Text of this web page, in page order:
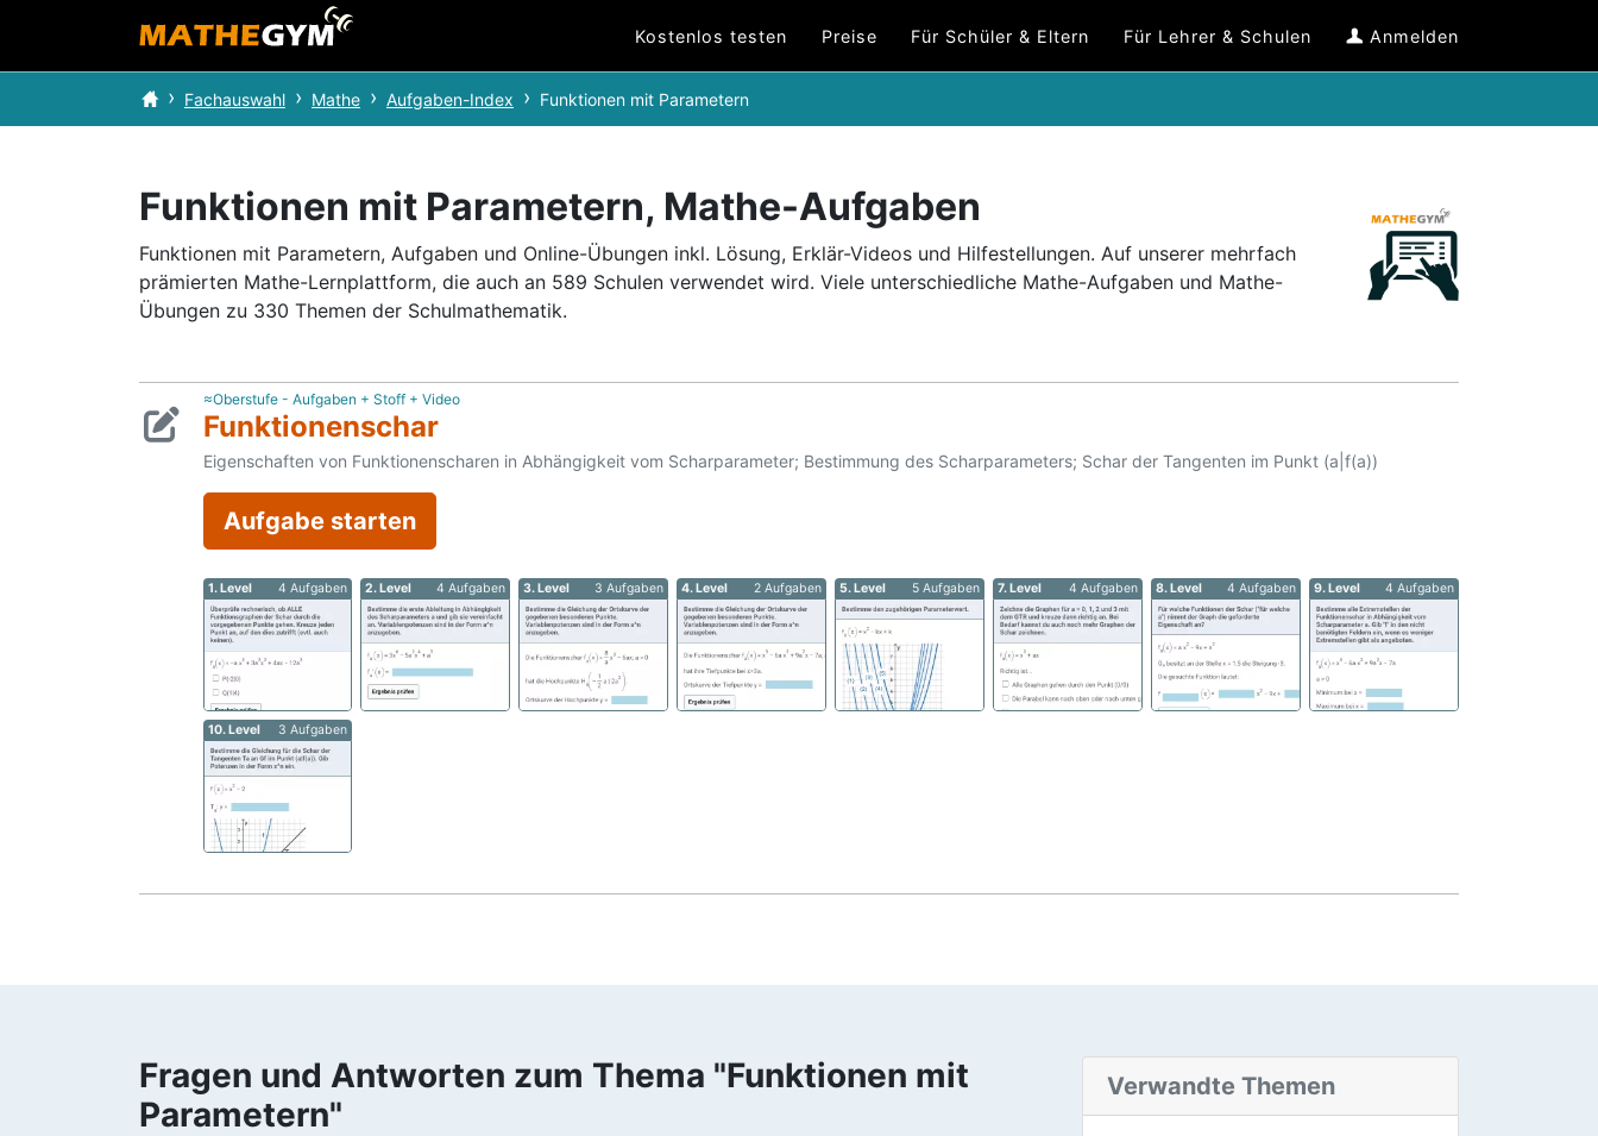
Kostenlos testen Preise Für Schüler & Eltern Für Lehrer & Schulen Anmelden
Fachauswahl Mathe Aufgaben-Index Funktionen mit Parametern
Funktionen mit Parametern, Mathe-Aufgaben
Funktionen mit Parametern, Aufgaben und Online-Übungen inkl. Lösung, Erklär-Videos und Hilfestellungen. Auf unserer mehrfach
prämierten Mathe-Lernplattform, die auch an 589 Schulen verwendet wird. Viele unterschiedliche Mathe-Aufgaben und Mathe-
Übungen zu 330 Themen der Schulmathematik.
≈Oberstufe - Aufgaben + Stoff + Video
Funktionenschar
Eigenschaften von Funktionenscharen in Abhängigkeit vom Scharparameter; Bestimmung des Scharparameters; Schar der Tangenten im Punkt (a|f(a))
Aufgabe starten
1. Level 4 Aufgaben 2. Level 4 Aufgaben 3. Level 3 Aufgaben 4. Level 2 Aufgaben 5. Level 5 Aufgaben 7. Level 4 Aufgaben 8. Level 4 Aufgaben 9. Level 4 Aufgaben
10. Level 3 Aufgaben
Fragen und Antworten zum Thema "Funktionen mit
Parametern"
Verwandte Themen